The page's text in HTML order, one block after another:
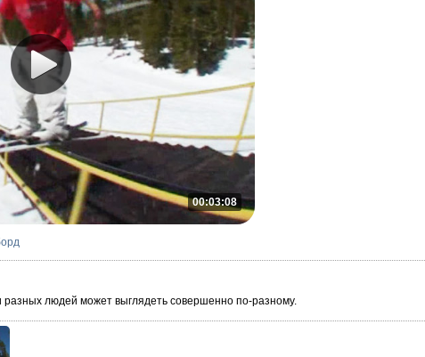
00:03:08
людей может выглядеть совершенно по-разному.